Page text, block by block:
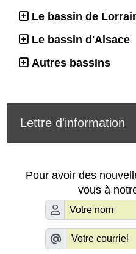
Le bassin de
Le bassin d'Alsace
Autres bassins
Lettre d'information
Pour avoir des
vous à